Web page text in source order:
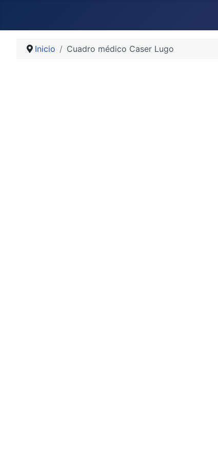
Inicio Cuadro médico Caser Lugo